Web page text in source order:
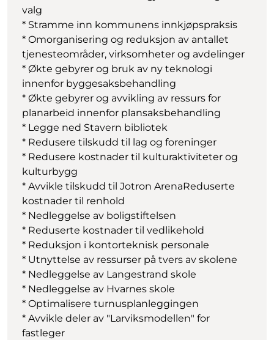
valg
* Stramme inn kommunens innkjøpspraksis
* Omorganisering og reduksjon av antallet
tjenesteområder, virksomheter og avdelinger
* Økte gebyrer og bruk av ny teknologi
innenfor byggesaksbehandling
* Økte gebyrer og avvikling av ressurs for
planarbeid innenfor plansaksbehandling
* Legge ned Stavern bibliotek
* Redusere tilskudd til lag og foreninger
* Redusere kostnader til kulturaktiviteter og
kulturbygg
* Avvikle tilskudd til Jotron ArenaReduserte
kostnader til renhold
* Nedleggelse av boligstiftelsen
* Reduserte kostnader til vedlikehold
* Reduksjon i kontorteknisk personale
* Utnyttelse av ressurser på tvers av skolene
* Nedleggelse av Langestrand skole
* Nedleggelse av Hvarnes skole
* Optimalisere turnusplanleggingen
* Avvikle deler av "Larviksmodellen" for
fastleger